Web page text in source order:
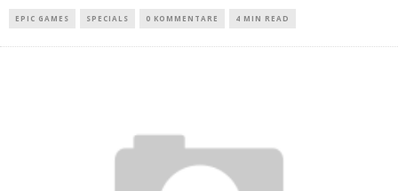
EPIC GAMES SPECIALS 0 KOMMENTARE 4 MIN READ